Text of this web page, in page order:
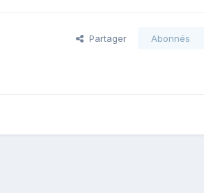
Partager Abonnés